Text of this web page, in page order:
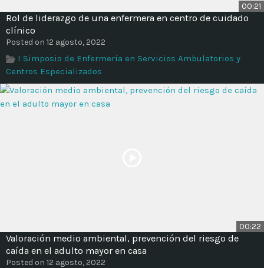
00:21
Rol de liderazgo de una enfermera en centro de cuidado
clínico
Posted on 12 agosto, 2022
I Simposio de Enfermería en Servicios Ambulatorios y
Centros Especializados
00:22
Valoración medio ambiental, prevención del riesgo de
caída en el adulto mayor en casa
Posted on 12 agosto, 2022